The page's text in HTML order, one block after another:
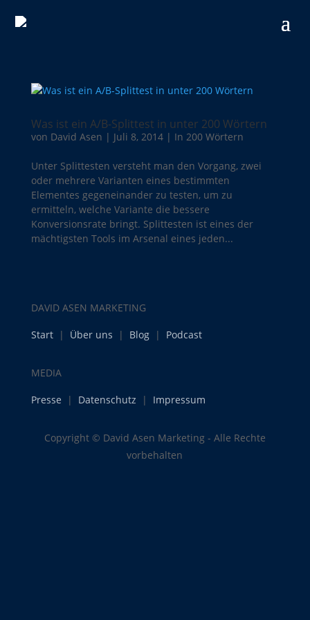
Was ist ein A/B-Splittest in unter 200 Wörtern
von David Asen | Juli 8, 2014| In 200 Wörtern
Unter Splittesten versteht man den Vorgang, zwei
oder mehrere Varianten eines bestimmten
Elementes gegeneinander zu testen, um zu
ermitteln, welche Variante die bessere
Konversionsrate bringt. Splittesten ist eines der
mächtigsten Tools im Arsenal eines jeden...
DAVID ASEN MARKETING
Start| Über uns | Blog| Podcast
MEDIA
Presse | Datenschutz | Impressum
Copyright © David Asen Marketing - Alle Rechte
vorbehalten